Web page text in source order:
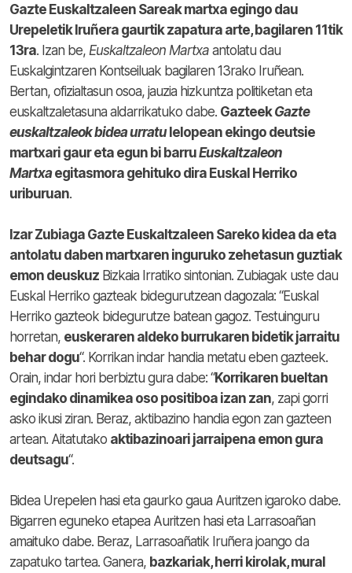
Gazte Euskaltzaleen Sareak martxa egingo dau
Urepeletik Iruñera gaurtik zapatura arte, bagilaren 11tik
13ra. Izan be, Euskaltzaleon Martxa antolatu dau
Euskalgintzaren Kontseiluak bagilaren 13rako Iruñean.
Bertan, ofizialtasun osoa, jauzia hizkuntza politiketan eta
euskaltzaletasuna aldarrikatuko dabe. GazteekGazte
euskaltzaleok bidea urratulelopean ekingo deutsie
martxari gaur eta egun bi barruEuskaltzaleon
Martxaegitasmora gehituko dira Euskal Herriko
uriburuan.
Izar Zubiaga Gazte Euskaltzaleen Sareko kidea da eta
antolatu daben martxaren inguruko zehetasun guztiak
emon deuskuz Bizkaia Irratiko sintonian. Zubiagak uste dau
Euskal Herriko gazteak bidegurutzean dagozala: “Euskal
Herriko gazteok bidegurutze batean gagoz. Testuinguru
horretan, euskeraren aldeko burrukaren bidetik jarraitu
behar dogu“. Korrikan indar handia metatu eben gazteek.
Orain, indar hori berbiztu gura dabe: “Korrikaren bueltan
egindako dinamikea oso positiboa izan zan, zapi gorri
asko ikusi ziran. Beraz, aktibazino handia egon zan gazteen
artean. Aitatutako aktibazinoari jarraipena emon gura
deutsagu“.
Bidea Urepelen hasi eta gaurko gaua Auritzen igaroko dabe.
Bigarren eguneko etapea Auritzen hasi eta Larrasoañan
amaituko dabe. Beraz, Larrasoañatik Iruñera joango da
zapatuko tartea. Ganera, bazkariak, herri kirolak, mural